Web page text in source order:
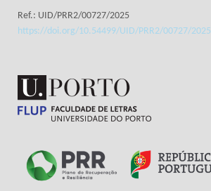
Ref.: UID/PRR2/00727/2025
https://doi.org/10.54499/UID/PRR2/00727/2025